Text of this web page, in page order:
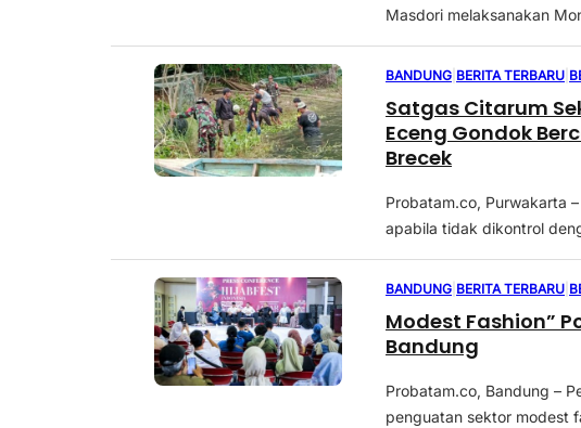
Masdori melaksanakan
BANDUNG BERITA TERBARU
Satgas Citarum
Eceng Gondok
Brecek
Probatam.co, Purwakarta
apabila tidak dikontrol
BANDUNG BERITA TERBARU
Modest Fashion”
Bandung
Probatam.co, Bandung –
penguatan sektor modest